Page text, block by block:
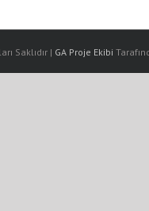
Saklıdır | GA Proje Ekibi